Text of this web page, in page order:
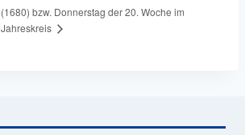
(1680) bzw. Donnerstag der 20. Woche im
Jahreskreis